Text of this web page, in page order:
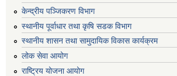
केन्द्रीय पञ्जिकरण विभाग
स्थानीय पूर्वाधार तथा कृषि सडक विभाग
स्थानीय शासन तथा सामुदायिक विकास कार्यक्रम
लोक सेवा आयोग
राष्ट्रिय योजना आयोग